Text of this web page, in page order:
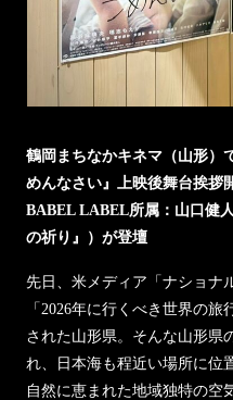
鶴岡まちなかキネマ（山形）
めんなさい』上映後舞台挨拶
BABEL LABEL所属：山口健
の祈り』）が登壇
先日、米メディア「ナショナ
「2026年に行くべき世界の
された山形県。そんな山形県
れ、日本海も程近い場所に位
自然に恵まれた地域独特の空